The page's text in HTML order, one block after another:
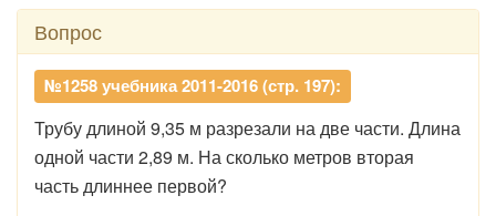
Вопрос
№1258 учебника 2011-2016 (стр. 197):
Трубу длиной 9,35 м разрезали на две части. Длина
одной части 2,89 м. На сколько метров вторая
часть длиннее первой?